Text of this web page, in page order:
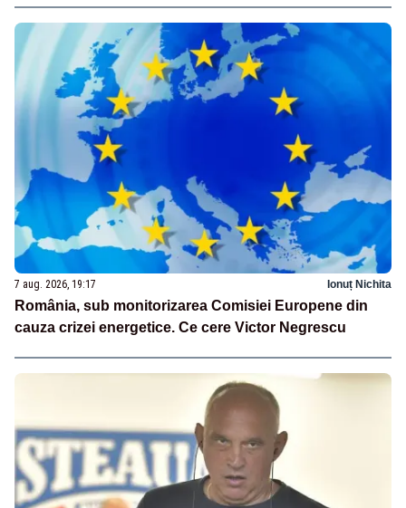
7 aug. 2026, 19:17 Ionuț Nichita
România, sub monitorizarea Comisiei Europene din
cauza crizei energetice. Ce cere Victor Negrescu